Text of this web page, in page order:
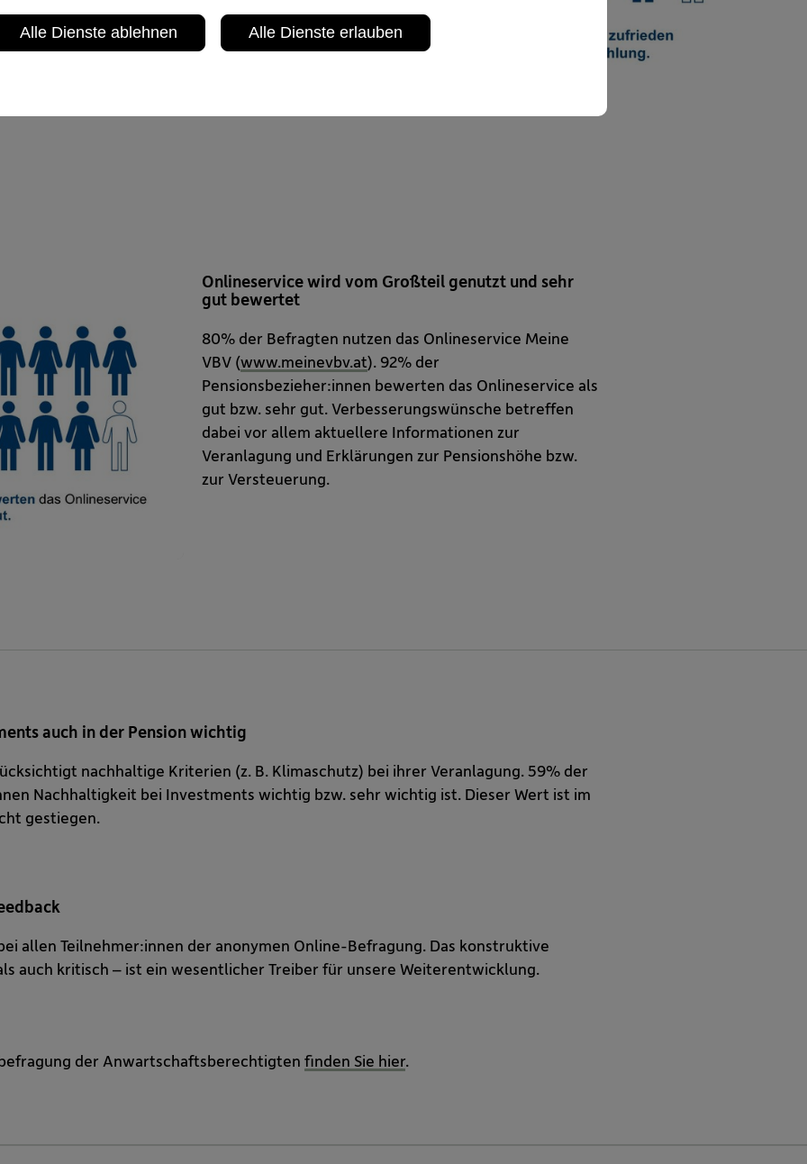
an, dass sie (sehr)
und Pünktlichkeit
Onlineservice wird vom Großteil genutzt und sehr
gut bewertet
80% der Befragten nutzen das Onlineservice Meine
VBV (www.meinevbv.at). 92% der
Pensionsbezieher:innen bewerten das Onlineservice als
gut bzw. sehr gut. Verbesserungswünsche betreffen
dabei vor allem aktuellere Informationen zur
Veranlagung und Erklärungen zur Pensionshöhe bzw.
zur Versteuerung.
auch in der Pension wichtig
nachhaltige Kriterien (z. B. Klimaschutz) bei ihrer Veranlagung. 59% der
Nachhaltigkeit bei Investments wichtig bzw. sehr wichtig ist. Dieser Wert ist im
gestiegen.
allen Teilnehmer:innen der anonymen Online-Befragung. Das konstruktive
auch kritisch – ist ein wesentlicher Treiber für unsere Weiterentwicklung.
der Anwartschaftsberechtigten finden Sie hier.
Alle Dienste ablehnen Alle Dienste erlauben